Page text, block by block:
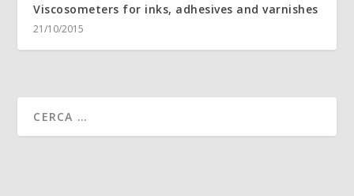
Viscosometers for inks, adhesives and varnishes
21/10/2015